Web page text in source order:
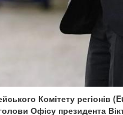
Комітету регіонів
Офісу президента